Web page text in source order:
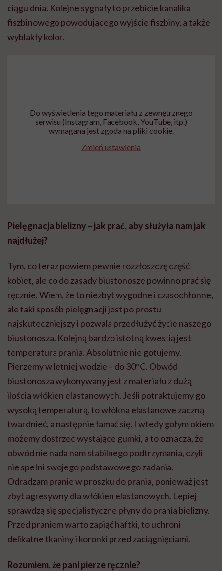
ciągu dnia. Kolejne sygnały to przebicie kanalika
fiszbinowego powodującego wyjście fiszbiny, a także
wyblakły kolor.
Do wyświetlenia tego materiału z zewnętrznego
serwisu (Instagram, Facebook, YouTube, itp.)
wymagana jest zgoda na pliki cookie.
Zmień ustawienia
Pielęgnacja bielizny – jak prać, aby służyła nam jak
najdłużej?
Tym, co teraz powiem pewnie rozzłoszczę część
kobiet, ale co do zasady biustonosze powinno prać się
ręcznie. Wiem, że to niezbyt wygodne i czasochłonne,
ale taki sposób pielęgnacji jest po prostu
najskuteczniejszy i pozwala przedłużyć życie naszego
biustonosza. Kolejną bardzo istotną kwestią jest
temperatura prania. Absolutnie nie gotujemy.
Pierzemy w letniej wodzie – do 30°C. Obwód
biustonosza wykonywany jest z materiału z dużą
ilością włókien elastanowych. Jeśli potraktujemy go
wysoką temperaturą, to włókna elastanowe zaczną
twardnieć, a następnie łamać się. I wtedy gołym okiem
możemy dostrzec wystające gumki, a to oznacza, że
obwód nie nada nam stabilnego podtrzymania, czyli
nie spełni swojego podstawowego zadania.
Odradzam pranie w proszku do prania, ponieważ jest
zbyt agresywny dla włókien elastanowych. Lepiej
sprawdzą się specjalistyczne płyny do prania bielizny.
Przed praniem warto zapiąć haftki, to uchroni
delikatne tkaniny i koronki przed zaciągnięciami.
Rozumiem, że pani pierze ręcznie?